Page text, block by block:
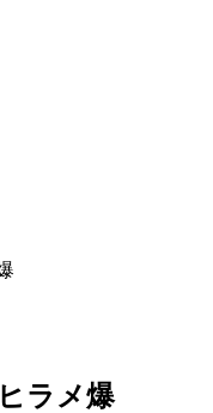
ラメ爆